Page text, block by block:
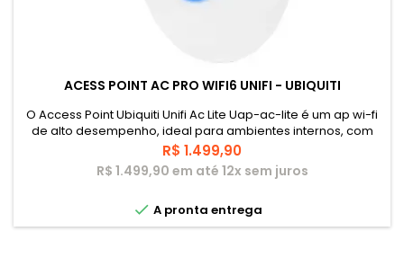
ACESS POINT AC PRO WIFI6 UNIFI - UBIQUITI
O Access Point Ubiquiti Unifi Ac Lite Uap-ac-lite é um ap wi-fi
de alto desempenho, ideal para ambientes internos, com
throughput agregado de +1 Gbps em seus rádios de 5 GHz e
2.4 GHz. Alimentado via PoE ou PoE passivo 24V, possui uma
interface LAN de 1 Gigabit para conectividade de alta
gerenciado via...
Preço
R$ 1.499,90
R$ 1.499,90 em até 12x sem juros
 A pronta entrega